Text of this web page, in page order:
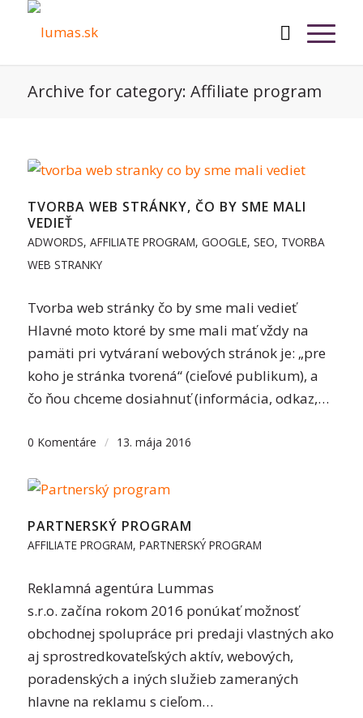
Archive for category: Affiliate program
TVORBA WEB STRÁNKY, ČO BY SME MALI
VEDIEŤ
ADWORDS, AFFILIATE PROGRAM, GOOGLE, SEO, TVORBA
WEB STRANKY
Tvorba web stránky čo by sme mali vedieť
Hlavné moto ktoré by sme mali mať vždy na
pamäti pri vytváraní webových stránok je: „pre
koho je stránka tvorená“ (cieľové publikum), a
čo ňou chceme dosiahnuť (informácia, odkaz,…
0 Komentáre / 13. mája 2016
PARTNERSKÝ PROGRAM
AFFILIATE PROGRAM, PARTNERSKÝ PROGRAM
Reklamná agentúra Lummas
s.r.o. začína rokom 2016 ponúkať možnosť
obchodnej spolupráce pri predaji vlastných ako
aj sprostredkovateľských aktív, webových,
poradenských a iných služieb zameraných
hlavne na reklamu s cieľom…